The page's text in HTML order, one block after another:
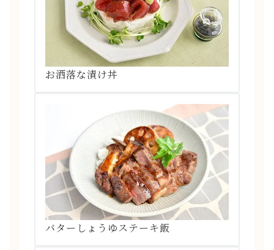
お洒落な漬け丼
バターしょうゆステーキ飯